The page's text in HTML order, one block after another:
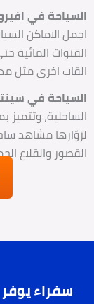
في افيرو –
الاماكن
المائية حتى
اخرى مثل
في سينترا:
وتتميز
مشاهد
والقلاع
سفراء يوفر